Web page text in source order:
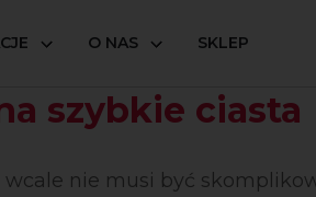
O NAS SKLEP
szybkie ciasta
wcale nie musi być